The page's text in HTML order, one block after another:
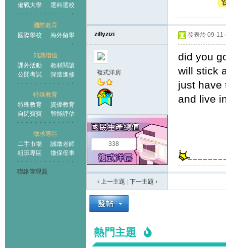
備戰大學
選科選校
國際教育
國際學校
海外留學
知識增值
課外活動
教材閱讀
公開考試
深造進修
特殊教育
特殊教育
資優教育
自閉寶寶
智能評估
徵求專區
二手市場
誠徵老師
組班專區
徵保母車
聯絡管理員
zillyzizi
複式洋房
338
發表於 09-
did you
will stick
just have
and live
‹ 上一主題 下一主題 ›
熱門主題